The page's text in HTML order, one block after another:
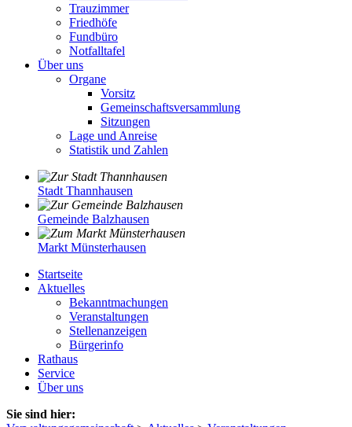
Trauzimmer
Friedhöfe
Fundbüro
Notfalltafel
Über uns
Organe
Vorsitz
Gemeinschaftsversammlung
Sitzungen
Lage und Anreise
Statistik und Zahlen
Stadt Thannhausen
Gemeinde Balzhausen
Markt Münsterhausen
Startseite
Aktuelles
Bekanntmachungen
Veranstaltungen
Stellenanzeigen
Bürgerinfo
Rathaus
Service
Über uns
Sie sind hier: